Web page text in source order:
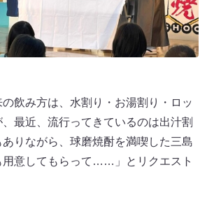
飲み方は、水割り・お湯割り・ロッ
最近、流行ってきているのは出汁割
りながら、球磨焼酎を満喫した三島
用意してもらって……」とリクエスト